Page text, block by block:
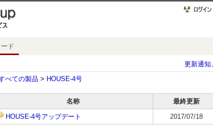
ド
更新通知
べての製品 > HOUSE-4号
名称 最終更新
HOUSE-4号アップデート
2017/07/18